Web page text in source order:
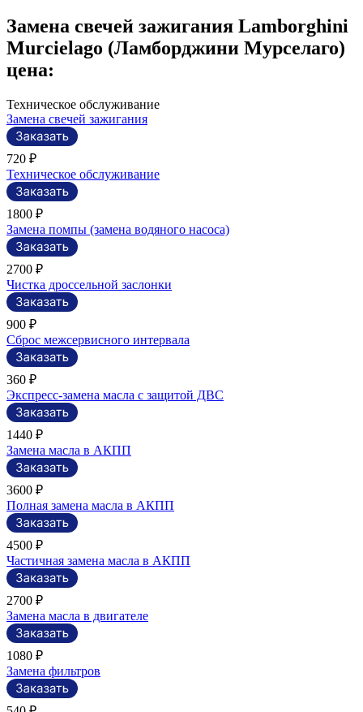
Замена свечей зажигания Lamborghini
Murcielago (Ламборджини Мурселаго)
цена:
Техническое обслуживание
Замена свечей зажигания
720 ₽
Техническое обслуживание
1800 ₽
Замена помпы (замена водяного насоса)
2700 ₽
Чистка дроссельной заслонки
900 ₽
Сброс межсервисного интервала
360 ₽
Экспресс-замена масла с защитой ДВС
1440 ₽
Замена масла в АКПП
3600 ₽
Полная замена масла в АКПП
4500 ₽
Частичная замена масла в АКПП
2700 ₽
Замена масла в двигателе
1080 ₽
Замена фильтров